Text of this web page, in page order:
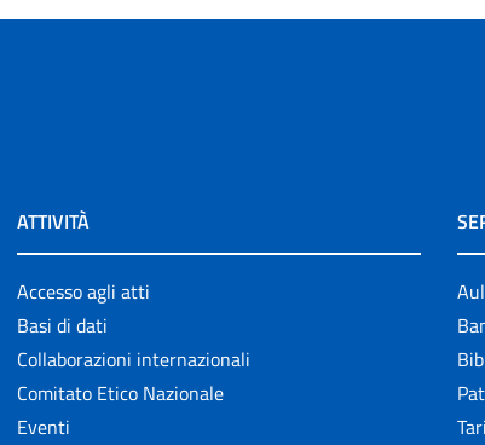
ATTIVITÀ
Accesso agli atti
Basi di dati
Collaborazioni internazionali
Comitato Etico Nazionale
Eventi